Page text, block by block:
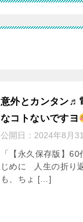
意外とカンタン♬
なコトないですヨ
公開日： 2024年8月
「【永久保存版】
じめに 人生の折り
も、ちょ […]